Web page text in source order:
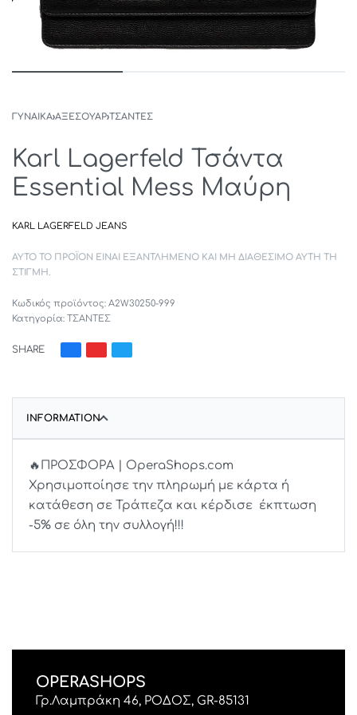
ΓΥΝΑΙΚΑ›ΑΞΕΣΟΥΑΡ›ΤΣΑΝΤΕΣ
Karl Lagerfeld Τσάντα
Essential Mess Μαύρη
KARL LAGERFELD JEANS
ΑΥΤΌ ΤΟ ΠΡΟΪΌΝ ΕΊΝΑΙ ΕΞΑΝΤΛΗΜΈΝΟ ΚΑΙ ΜΗ ΔΙΑΘΈΣΙΜΟ ΑΥΤΉ ΤΗ
ΣΤΙΓΜΉ.
A2W30250-999
Κατηγορία: ΤΣΑΝΤΕΣ
SHARE
INFORMATION
🔥ΠΡΟΣΦΟΡΑ | OperaShops.com
Χρησιμοποίησε την πληρωμή με κάρτα ή
κατάθεση σε Τράπεζα και κέρδισε έκπτωση
-5% σε όλη την συλλογή!!!
OPERASHOPS
Γρ.Λαμπράκη 46, ΡΟΔΟΣ, GR-85131